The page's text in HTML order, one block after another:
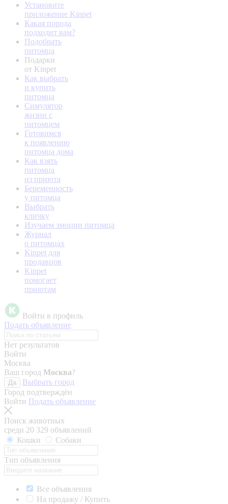
Установите
приложение Kinpet
Какая порода
подходит вам?
Подобрать
питомца
Подарки
от Kinpet
Как выбрать
и купить
питомца
Симулятор
жизни с
питомцем
Готовимся
к появлению
питомца дома
Как взять
питомца
из приюта
Беременность
у питомца
Выбрать
кличку
Изучаем эмоции питомца
Журнал
о питомцах
Kinpet для
продавцов
Kinpet
помогает
приютам
Войти в профиль
Подать объявление
Нет результатов
Войти
Москва
Ваш город Москва?
Да
Выбрать город
Город подтверждён
Войти Подать объявление
Поиск животных
среди 20 329 объявлений
Кошки
Собаки
Тип объявления
Все объявления
На продажу / Купить